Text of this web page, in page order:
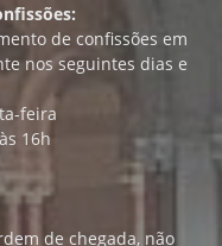
de confissões em
nos seguintes dias e
feira
16h
de chegada, não